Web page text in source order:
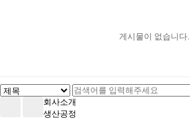
게시물이 없습니다.
회사소개
생산공정